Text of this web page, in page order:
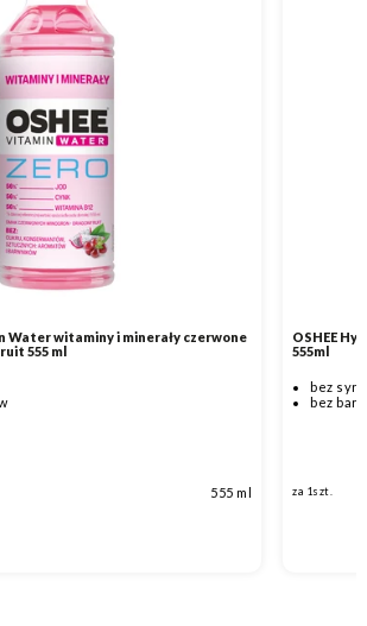
Water witaminy i minerały czerwone
555 ml
555 ml
OSHEE
555ml
bez
bez
za 1szt.